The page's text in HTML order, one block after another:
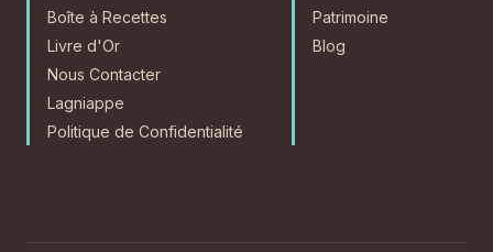
Boîte à Recettes
Livre d'Or
Nous Contacter
Lagniappe
Politique de Confidentialité
Patrimoine
Blog